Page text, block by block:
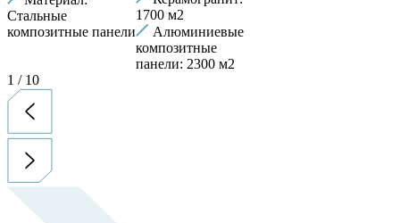
Стальные
композитные панели
1700 м2
Алюминиевые
композитные
панели: 2300 м2
1 / 10